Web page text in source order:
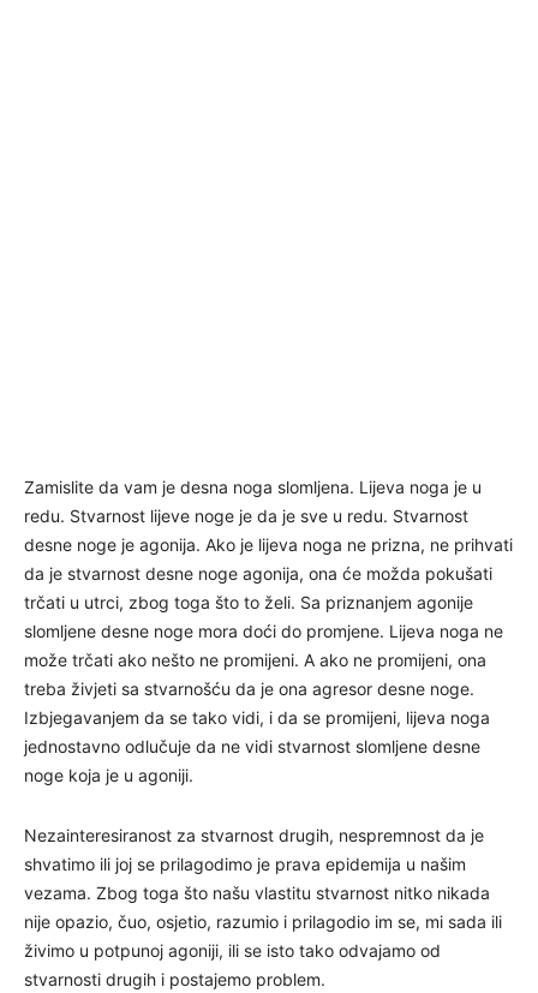
Zamislite da vam je desna noga slomljena. Lijeva noga je u
redu. Stvarnost lijeve noge je da je sve u redu. Stvarnost
desne noge je agonija. Ako je lijeva noga ne prizna, ne prihvati
da je stvarnost desne noge agonija, ona će možda pokušati
trčati u utrci, zbog toga što to želi. Sa priznanjem agonije
slomljene desne noge mora doći do promjene. Lijeva noga ne
može trčati ako nešto ne promijeni. A ako ne promijeni, ona
treba živjeti sa stvarnošću da je ona agresor desne noge.
Izbjegavanjem da se tako vidi, i da se promijeni, lijeva noga
jednostavno odlučuje da ne vidi stvarnost slomljene desne
noge koja je u agoniji.
Nezainteresiranost za stvarnost drugih, nespremnost da je
shvatimo ili joj se prilagodimo je prava epidemija u našim
vezama. Zbog toga što našu vlastitu stvarnost nitko nikada
nije opazio, čuo, osjetio, razumio i prilagodio im se, mi sada ili
živimo u potpunoj agoniji, ili se isto tako odvajamo od
stvarnosti drugih i postajemo problem.